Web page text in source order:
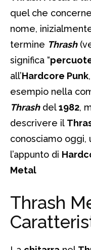
quel che
nome,
termine Thrash
significa “
all’Hardcore Punk
esempio nella
Thrash del1982,
descrivere il
conosciamo oggi,
l’appunto di
Metal
Thrash